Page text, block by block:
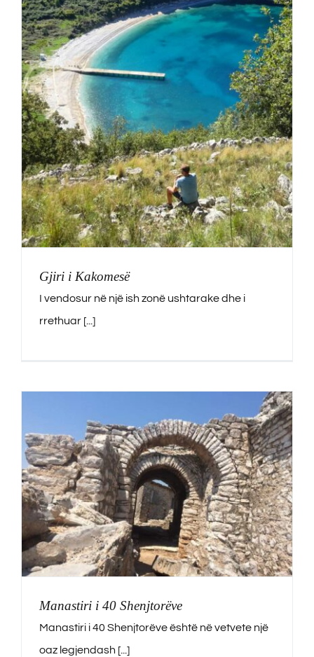
Gjiri i Kakomesë
I vendosur në një ish zonë ushtarake dhe i
rrethuar [...]
Manastiri i 40 Shenjtorëve
Manastiri i 40 Shenjtorëve është në vetvete një
oaz legjendash [...]